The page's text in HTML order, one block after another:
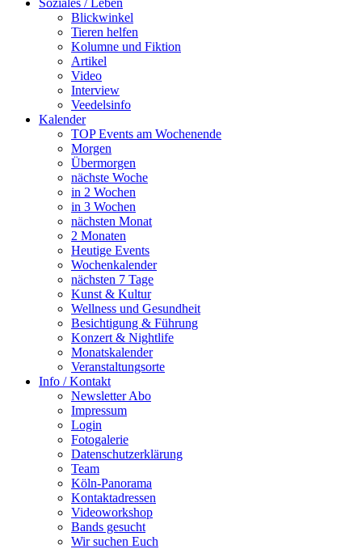
Soziales / Leben
Blickwinkel
Tieren helfen
Kolumne und Fiktion
Artikel
Video
Interview
Veedelsinfo
Kalender
TOP Events am Wochenende
Morgen
Übermorgen
nächste Woche
in 2 Wochen
in 3 Wochen
nächsten Monat
2 Monaten
Heutige Events
Wochenkalender
nächsten 7 Tage
Kunst & Kultur
Wellness und Gesundheit
Besichtigung & Führung
Konzert & Nightlife
Monatskalender
Veranstaltungsorte
Info / Kontakt
Newsletter Abo
Impressum
Login
Fotogalerie
Datenschutzerklärung
Team
Köln-Panorama
Kontaktadressen
Videoworkshop
Bands gesucht
Wir suchen Euch